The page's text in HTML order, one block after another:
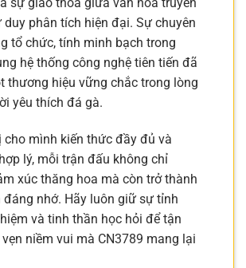
phân tích hiện đại. Sự chuyên
tổ chức, tính minh bạch trong
hệ thống công nghệ tiên tiến đã
thương hiệu vững chắc trong lòng
yêu thích đá gà.
cho mình kiến thức đầy đủ và
lý, mỗi trận đấu không chỉ
xúc thăng hoa mà còn trở thành
đáng nhớ. Hãy luôn giữ sự tỉnh
và tinh thần học hỏi để tận
niềm vui mà CN3789 mang lại